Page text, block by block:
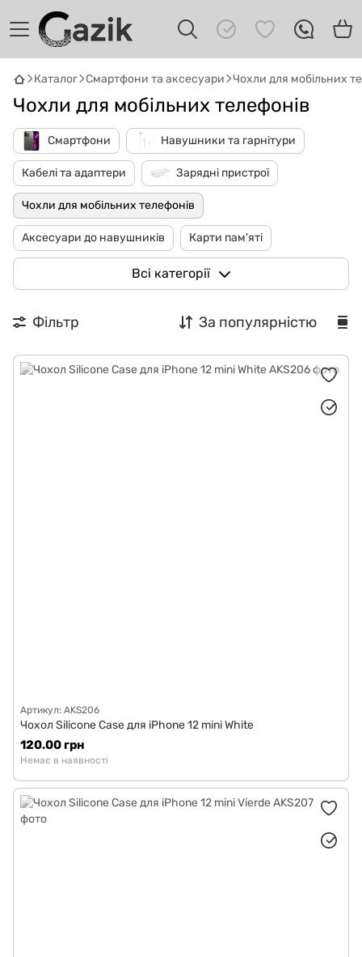
Каталог Смартфони та аксесуари Чохли для мобільних
Чохли для мобільних телефонів
Смартфони Навушники та гарнітури
Кабелі та адаптери Зарядні пристрої
Чохли для мобільних телефонів
Аксесуари до навушників Карти пам'яті
Захисні плівки та скло Повербанки
Зарядний пристрій для AA акумуляторів
Портативна електроніка Смарт-годинники
Всі категорії
Фільтр За популярністю
Артикул: AKS206
Чохол Silicone Case для iPhone 12 mini White
120.00 грн
Немає в наявності
GAZIKAI
Онлайн · пошук техніки
Привіт! 👋 Я Gazik AI — допоможу
підібрати вживану комп'ютерну техніку.